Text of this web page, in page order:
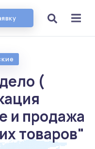
(
и продажа
товаров"